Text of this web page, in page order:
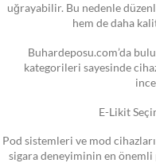
uğrayabilir. Bu nedenle
hem de daha
Buhardeposu.com’da
kategorileri sayesinde
E-Likit
Pod sistemleri ve mod
sigara deneyiminin en